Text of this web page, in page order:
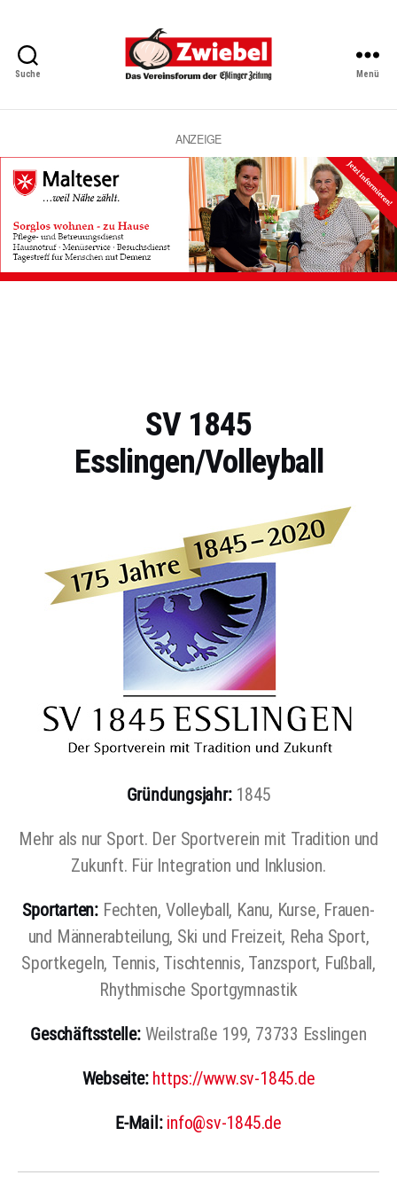
Suche
Vereinsforum
Eßlinger
Zeitung
Menü
ANZEIGE
SV 1845
Esslingen/Volleyball
Gründungsjahr:1845
Mehr als nur Sport. Der Sportverein mit Tradition und
Zukunft. Für Integration und Inklusion.
Sportarten:Fechten, Volleyball, Kanu, Kurse, Frauen-
und Männerabteilung, Ski und Freizeit, Reha Sport,
Sportkegeln, Tennis, Tischtennis, Tanzsport, Fußball,
Rhythmische Sportgymnastik
Geschäftsstelle:Weilstraße 199, 73733 Esslingen
Webseite: https://www.sv-1845.de
E-Mail: info@sv-1845.de